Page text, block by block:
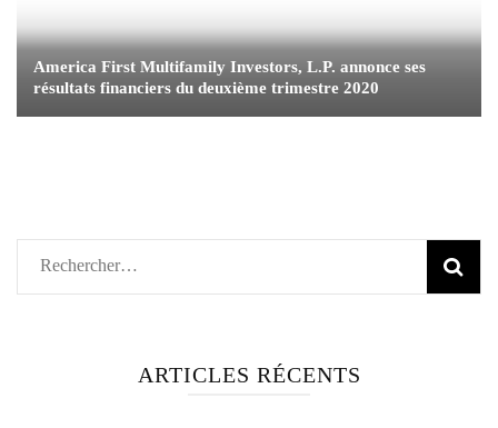
America First Multifamily Investors, L.P. annonce ses
résultats financiers du deuxième trimestre 2020
Rechercher :
ARTICLES RÉCENTS